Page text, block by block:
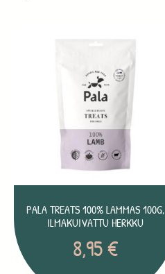
PALA TREATS 100% LAMMAS 100G,
ILMAKUIVATTU HERKKU
8,95€